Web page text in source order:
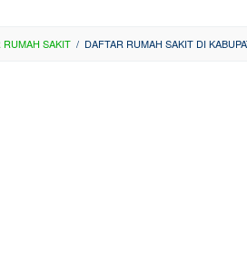
RUMAH SAKIT / DAFTAR RUMAH SAKIT DI